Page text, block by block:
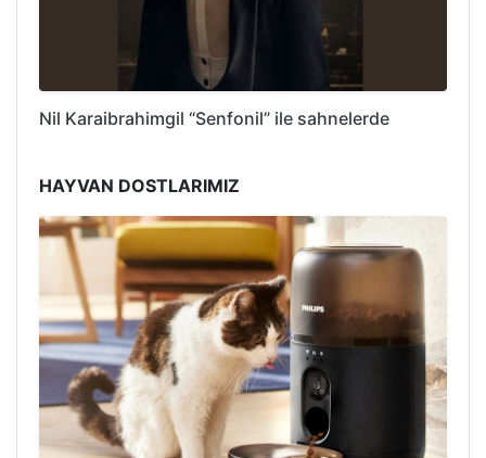
Nil Karaibrahimgil “Senfonil” ile sahnelerde
HAYVAN DOSTLARIMIZ